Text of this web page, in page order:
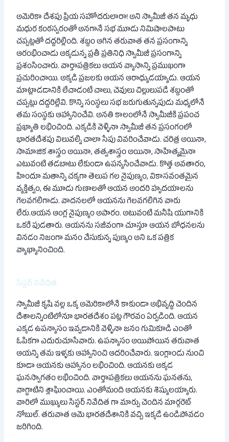
అమెరికా దేశపు ప్రియ సహోదరులారా! అని స్వామీజీ తన మృధు
మధుర కంఠస్వరంతో అనగానే సభ మూడు నిమిషాలపాటు
చప్పట్లతో దద్దరిల్లింది. శబ్దం ఆగిన తరువాత తన ప్రసంగాన్ని
ఆరంభించాడు అక్కడున్న ప్రతీ ప్రతినిధి స్వామీజీ ప్రసంగాన్ని
ప్రశంసించారు. వార్తాపత్రికలు ఆయన వ్యాసాన్ని ప్రముఖంగా
ప్రచురించాయి. అక్కడి ప్రజలకు ఆయన ఆరాధ్యుడయ్యాడు. ఆయన
మాట్లాడడానికి లేచాడంటే చాలు, చెవులు చిల్లులుపడే శబ్దంతో
చప్పట్లు దద్దరిల్లేవి. కొన్ని సంస్థలు సభ జరుగుతున్నపుడు మధ్యలోనే
తమ సంస్థకు ఆహ్వానించేవి. అనతి కాలంలోనే స్వామీజీకి ప్రపంచ
ప్రఖ్యాతి లభించింది. ఎక్కడికి వెళ్ళినా స్వామీజీ తన ప్రసంగంలో
భారతదేశపు విలువల్ని చాలా సేపు వివరించేవాడు. చరిత్ర అయినా,
సామాజిక శాస్త్రం అయినా, తత్వశాస్త్రం అయినా, సాహిత్యమైనా
ఎటువంటి తడబాటు లేకుండా ఉపన్యసించేవాడు. కొత్త అవతారం,
హిందూ మతాన్ని చక్కగా తెలుప గల నైపుణ్యం, వికాసవంతమైన
వ్యక్తిత్వం, ఈ మూడు గుణాలతో ఆయన అందరి హృదయాలను
గెలవగలిగాడు. వాదనలలో ఆయనను గెలవగలిగిన వారు
లేరు.ఆయన ఆంగ్ల నైపుణ్యం అపారం. అటువంటి మనీషి యుగానికి
ఒకరే పుడతారు. ఆయనను సజీవంగా చూస్తూ ఆయన బోధనలను
వినడం నిజంగా మనం చేసుకున్న పుణ్యం అని ఒక పత్రిక
వ్యాఖ్యానించింది.
సిస్టర్ నివేదిత.
స్వామీజీ కృషి వల్ల ఒక్క అమెరికాలోనే కాకుండా అభివృద్ధి చెందిన
దేశాలన్నింటిలోనూ భారతదేశం పట్ల గౌరవం ఏర్పడింది. ఆయన
ఎక్కడ ఉపన్యాసం ఇవ్వడానికి వెళ్ళినా జనం గుమికూడి ఎంతో
ఓపికగా ఎదురుచూసేవారు. ఉపన్యాసం అయిపోయిన తరువాత
ఆయన్ని తమ ఇళ్ళకు ఆహ్వానించి ఆదరించేవారు. ఇంగ్లాండు నుంచి
కూడా ఆయనకు ఆహ్వానం లభించింది. ఆయనకు అక్కడ
ఘనస్వాగతం లభించింది. వార్తాపత్రికలు ఆయనను ఘనతను,
వాగ్ధాటిని శ్లాఘించాయి. ఎంతోమంది ఆయనకు శిష్యులయ్యారు.
వారిలో ముఖ్యులు సిస్టర్ నివేదిత గా మార్పు చెందిన మార్గరెట్
నోబుల్. తరువాత ఆమె భారతదేశానికి వచ్చి ఇక్కడే ఉండిపోవడం
జరిగింది.